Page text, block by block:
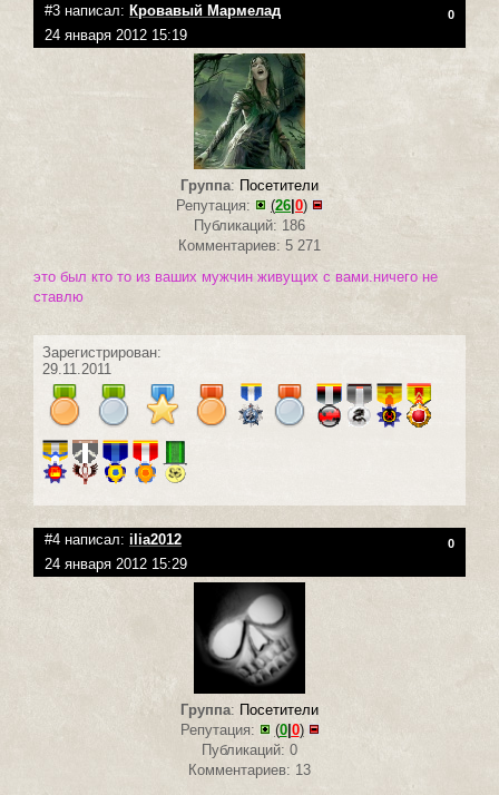
#3 написал: Кровавый Мармелад 0
24 января 2012 15:19
Группа: Посетители
Репутация:
(26|0)
Публикаций: 186
Комментариев: 5 271
это был кто то из ваших мужчин живущих с вами.ничего не
ставлю
Зарегистрирован:
29.11.2011
#4 написал: ilia2012 0
24 января 2012 15:29
Группа: Посетители
Репутация:
(0|0)
Публикаций: 0
Комментариев: 13